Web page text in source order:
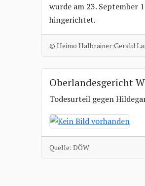
wurde am 23. September
hingerichtet.
© Heimo Halbrainer;Gerald
Oberlandesgericht
Todesurteil gegen
Quelle: DÖW